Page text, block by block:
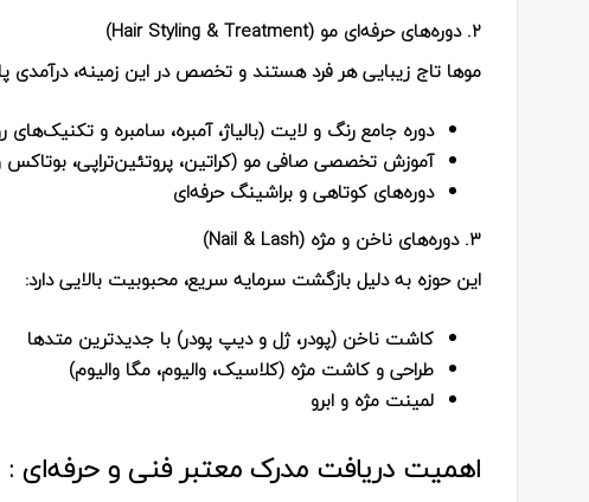
۲. دوره‌های حرفه‌ای مو (Hair Styling & Treatment)
موها تاج زیبایی هر فرد هستند و تخصص در این زمینه، درآمدی
دوره جامع رنگ و لایت (بالیاژ، آمبره، سامبره و تکنیک‌های
آموزش تخصصی صافی مو (کراتین، پروتئین‌تراپی، بوتاکس
دوره‌های کوتاهی و براشینگ حرفه‌ای
۳. دوره‌های ناخن و مژه (Nail & Lash)
این حوزه به دلیل بازگشت سرمایه سریع، محبوبیت بالایی دارد:
کاشت ناخن (پودر، ژل و دیپ پودر) با جدیدترین متدها
طراحی و کاشت مژه (کلاسیک، والیوم، مگا والیوم)
لمینت مژه و ابرو
اهمیت دریافت مدرک معتبر فنی و حرفه‌ای :